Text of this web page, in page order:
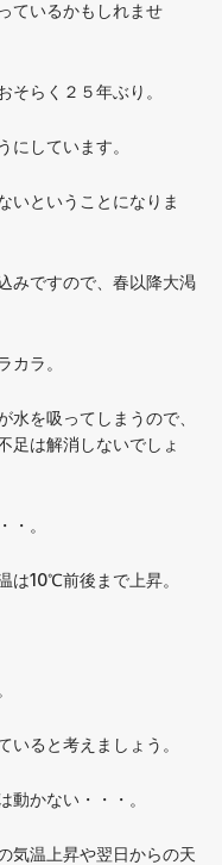
ているかもしれませ
らく２５年ぶり。
にしています。
いということになりま
みですので、春以降大渇
カラ。
を吸ってしまうので、
足は解消しないでしょ
・。
は10℃前後まで上昇。
いると考えましょう。
かない・・・。
気温上昇や翌日からの天